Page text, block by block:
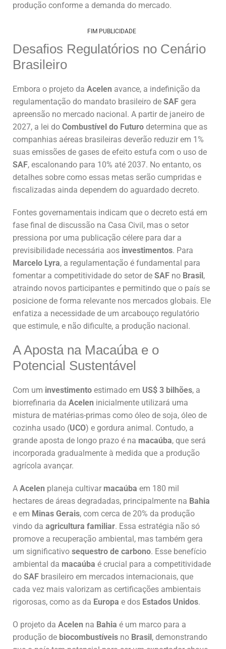
produção conforme a demanda do mercado.
FIM PUBLICIDADE
Desafios Regulatórios no Cenário
Brasileiro
Embora o projeto da Acelen avance, a indefinição da
regulamentação do mandato brasileiro de SAF gera
apreensão no mercado nacional. A partir de janeiro de
2027, a lei do Combustível do Futuro determina que as
companhias aéreas brasileiras deverão reduzir em 1%
suas emissões de gases de efeito estufa com o uso de
SAF, escalonando para 10% até 2037. No entanto, os
detalhes sobre como essas metas serão cumpridas e
fiscalizadas ainda dependem do aguardado decreto.
Fontes governamentais indicam que o decreto está em
fase final de discussão na Casa Civil, mas o setor
pressiona por uma publicação célere para dar a
previsibilidade necessária aos investimentos. Para
Marcelo Lyra, a regulamentação é fundamental para
fomentar a competitividade do setor de SAF no Brasil ,
atraindo novos participantes e permitindo que o país se
posicione de forma relevante nos mercados globais. Ele
enfatiza a necessidade de um arcabouço regulatório
que estimule, e não dificulte, a produção nacional.
A Aposta na Macaúba e o
Potencial Sustentável
Com um investimento estimado em US$ 3 bilhões, a
biorrefinaria da Acelen inicialmente utilizará uma
mistura de matérias-primas como óleo de soja, óleo de
cozinha usado (UCO) e gordura animal. Contudo, a
grande aposta de longo prazo é na macaúba, que será
incorporada gradualmente à medida que a produção
agrícola avançar.
A Acelen planeja cultivar macaúba em 180 mil
hectares de áreas degradadas, principalmente na Bahia
e em Minas Gerais, com cerca de 20% da produção
vindo da agricultura familiar. Essa estratégia não só
promove a recuperação ambiental, mas também gera
um significativo sequestro de carbono. Esse benefício
ambiental da macaúba é crucial para a competitividade
do SAF brasileiro em mercados internacionais, que
cada vez mais valorizam as certificações ambientais
rigorosas, como as da Europa e dos Estados Unidos.
O projeto da Acelen na Bahia é um marco para a
produção de biocombustíveis no Brasil , demonstrando